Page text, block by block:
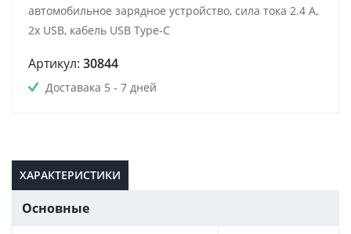
автомобильное зарядное устройство, сила тока 2.4 A,
2x USB, кабель USB Type-C
Артикул: 30844
Доставака 5 - 7 дней
ХАРАКТЕРИСТИКИ
Основные